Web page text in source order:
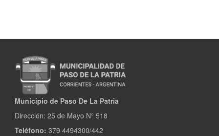
Municipio de Paso De La Patria
Dirección: 25 de Mayo N° 518
Teléfono: 379 4494300/442